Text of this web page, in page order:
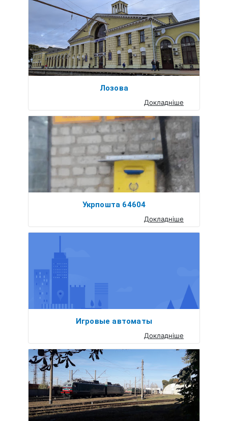
Лозова
Докладніше
Укрпошта 64604
Докладніше
Игровые автоматы
Докладніше